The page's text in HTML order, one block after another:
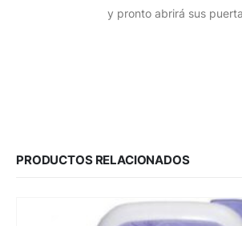
y pronto abrirá sus
PRODUCTOS RELACIONADOS